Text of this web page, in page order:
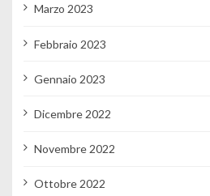
Marzo 2023
Febbraio 2023
Gennaio 2023
Dicembre 2022
Novembre 2022
Ottobre 2022